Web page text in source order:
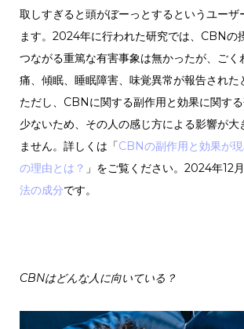
取しすぎると頭がぼーっとするというユーザ
ます。2024年に行われた研究では、CBNの
つながる重篤な有害事象は無かったが、ごく
痛、傾眠、睡眠障害、味覚異常が報告された
ただし、CBNに関する副作用と効果に関す
少ないため、その人の感じ方による影響が大
ません。詳しくは「CBNの副作用と効果が
の理由とは？ 」をご覧ください。2024年12
法の成分です。
CBNはどんな人に向いている？